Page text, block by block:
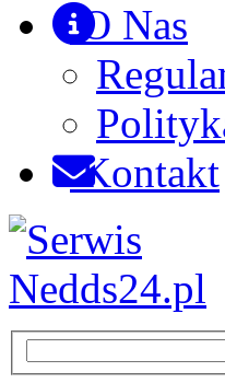
O Nas
Kontakt